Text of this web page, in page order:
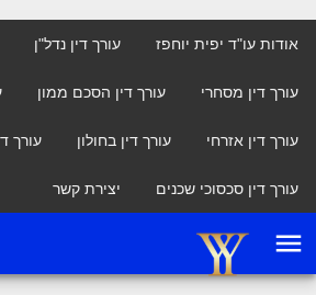
אודות עו"ד יפית יוחפז עורך דין נדל"ן
עורך דין מסחרי עורך דין הסכם ממון
עורך דין אזרחי עורך דין בחולון עורך
עורך דין סכסוכי שכנים יצירת קשר
menu